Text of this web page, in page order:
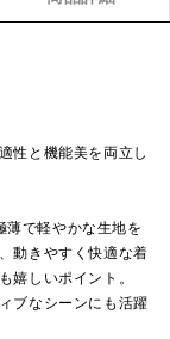
性と機能美を両立し
で軽やかな生地を
動きやすく快適な着
嬉しいポイント。
ブなシーンにも活躍